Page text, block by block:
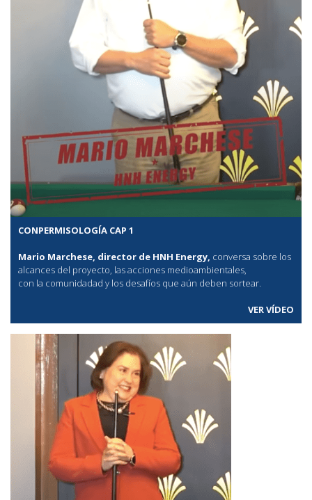
CONPERMISOLOGÍA CAP 1
Mario Marchese, director de HNH Energy, conversa sobre los
alcances del proyecto, las acciones medioambientales,
con la comunidadad y los desafíos que aún deben sortear.
VER VÍDEO